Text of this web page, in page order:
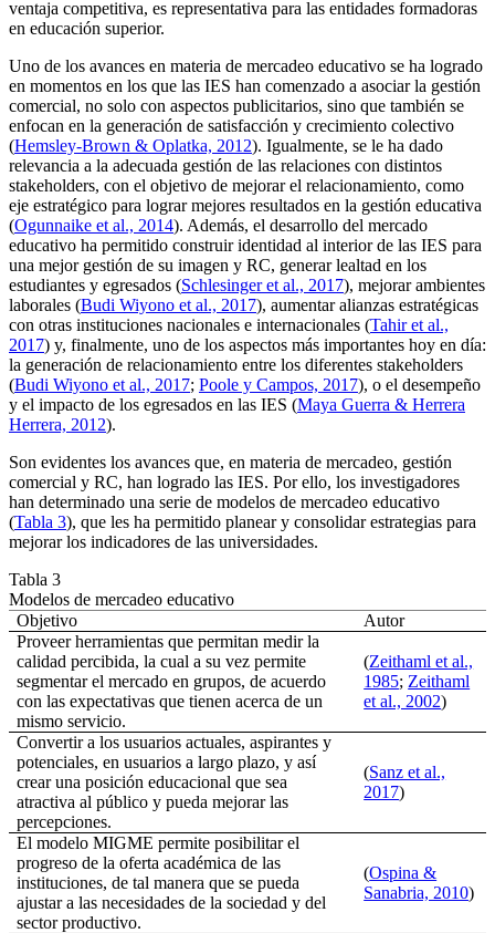
ventaja competitiva, es representativa para las entidades formadoras
en educación superior.
Uno de los avances en materia de mercadeo educativo se ha logrado
en momentos en los que las IES han comenzado a asociar la gestión
comercial, no solo con aspectos publicitarios, sino que también se
enfocan en la generación de satisfacción y crecimiento colectivo
(Hemsley-Brown & Oplatka, 2012). Igualmente, se le ha dado
relevancia a la adecuada gestión de las relaciones con distintos
stakeholders, con el objetivo de mejorar el relacionamiento, como
eje estratégico para lograr mejores resultados en la gestión educativa
(Ogunnaike et al., 2014). Además, el desarrollo del mercado
educativo ha permitido construir identidad al interior de las IES para
una mejor gestión de su imagen y RC, generar lealtad en los
estudiantes y egresados (Schlesinger et al., 2017), mejorar ambientes
laborales (Budi Wiyono et al., 2017), aumentar alianzas estratégicas
con otras instituciones nacionales e internacionales (Tahir et al.,
2017) y, finalmente, uno de los aspectos más importantes hoy en día:
la generación de relacionamiento entre los diferentes stakeholders
(Budi Wiyono et al., 2017; Poole y Campos, 2017), o el desempeño
y el impacto de los egresados en las IES (Maya Guerra & Herrera
Herrera, 2012).
Son evidentes los avances que, en materia de mercadeo, gestión
comercial y RC, han logrado las IES. Por ello, los investigadores
han determinado una serie de modelos de mercadeo educativo
(Tabla 3), que les ha permitido planear y consolidar estrategias para
mejorar los indicadores de las universidades.
Tabla 3
Modelos de mercadeo educativo
Objetivo
Autor
Proveer herramientas que permitan medir la
calidad percibida, la cual a su vez permite
segmentar el mercado en grupos, de acuerdo
con las expectativas que tienen acerca de un
mismo servicio.
(Zeithaml et al.,
1985; Zeithaml
et al., 2002)
Convertir a los usuarios actuales, aspirantes y
potenciales, en usuarios a largo plazo, y así
crear una posición educacional que sea
atractiva al público y pueda mejorar las
percepciones.
(Sanz et al.,
2017)
El modeloMIGME permite posibilitar el
progreso de la oferta académica de las
instituciones, de tal manera que se pueda
ajustar a las necesidades de la sociedad y del
sector productivo.
(Ospina &
Sanabria, 2010)